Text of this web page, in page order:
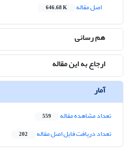
اصل مقاله
646.68 K
هم رسانی
ارجاع به این مقاله
آمار
تعداد مشاهده مقاله 559
تعداد دریافت فایل اصل مقاله 202